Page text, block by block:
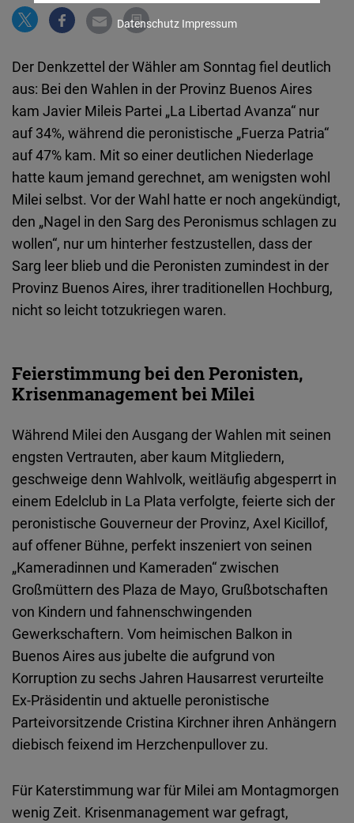
Der Denkzettel der Wähler am Sonntag fiel deutlich
aus: Bei den Wahlen in der Provinz Buenos Aires
kam Javier Mileis Partei „La Libertad Avanza“ nur
auf 34%, während die peronistische „Fuerza Patria“
auf 47% kam. Mit so einer deutlichen Niederlage
hatte kaum jemand gerechnet, am wenigsten wohl
Milei selbst. Vor der Wahl hatte er noch angekündigt,
den „Nagel in den Sarg des Peronismus schlagen zu
wollen“, nur um hinterher festzustellen, dass der
Sarg leer blieb und die Peronisten zumindest in der
Provinz Buenos Aires, ihrer traditionellen Hochburg,
nicht so leicht totzukriegen waren.
Feierstimmung bei den Peronisten,
Krisenmanagement bei Milei
Während Milei den Ausgang der Wahlen mit seinen
engsten Vertrauten, aber kaum Mitgliedern,
geschweige denn Wahlvolk, weitläufig abgesperrt in
einem Edelclub in La Plata verfolgte, feierte sich der
peronistische Gouverneur der Provinz, Axel Kicillof,
auf offener Bühne, perfekt inszeniert von seinen
„Kameradinnen und Kameraden“ zwischen
Großmüttern des Plaza de Mayo, Grußbotschaften
von Kindern und fahnenschwingenden
Gewerkschaftern. Vom heimischen Balkon in
Buenos Aires aus jubelte die aufgrund von
Korruption zu sechs Jahren Hausarrest verurteilte
Ex-Präsidentin und aktuelle peronistische
Parteivorsitzende Cristina Kirchner ihren Anhängern
diebisch feixend im Herzchenpullover zu.
Für Katerstimmung war für Milei am Montagmorgen
wenig Zeit. Krisenmanagement war gefragt,
Embed
Maps
Embed
Cloudinary
Flickr
Embed
Newsletter2go
Embed
Podigee
D.Vinci
Typeform
Embed
Datenschutz Impressum